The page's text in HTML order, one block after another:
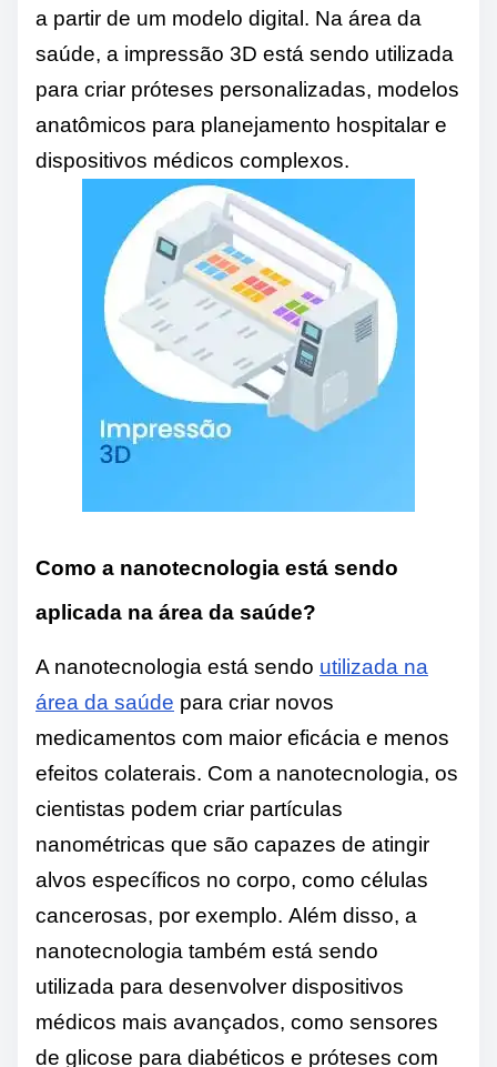
a partir de um modelo digital. Na área da
saúde, a impressão 3D está sendo utilizada
para criar próteses personalizadas, modelos
anatômicos para planejamento hospitalar e
dispositivos médicos complexos.
Como a nanotecnologia está sendo
aplicada na área da saúde?
A nanotecnologia está sendo utilizada na
área da saúde para criar novos
medicamentos com maior eficácia e menos
efeitos colaterais. Com a nanotecnologia, os
cientistas podem criar partículas
nanométricas que são capazes de atingir
alvos específicos no corpo, como células
cancerosas, por exemplo. Além disso, a
nanotecnologia também está sendo
utilizada para desenvolver dispositivos
médicos mais avançados, como sensores
de glicose para diabéticos e próteses com